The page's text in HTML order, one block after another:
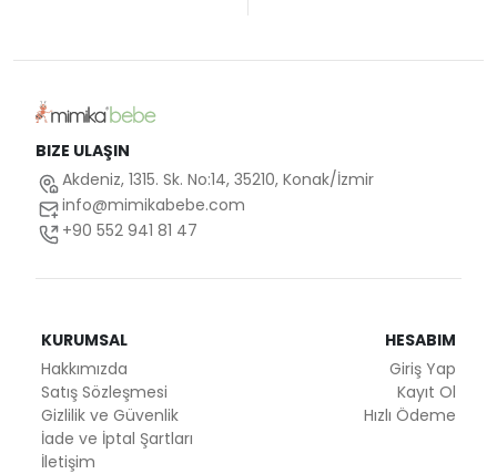
BIZE ULAŞIN
Akdeniz, 1315. Sk. No:14, 35210, Konak/İzmir
info@mimikabebe.com
+90 552 941 81 47
KURUMSAL
Hakkımızda
Satış Sözleşmesi
Gizlilik ve Güvenlik
İade ve İptal Şartları
İletişim
HESABIM
Giriş Yap
Kayıt Ol
Hızlı Ödeme